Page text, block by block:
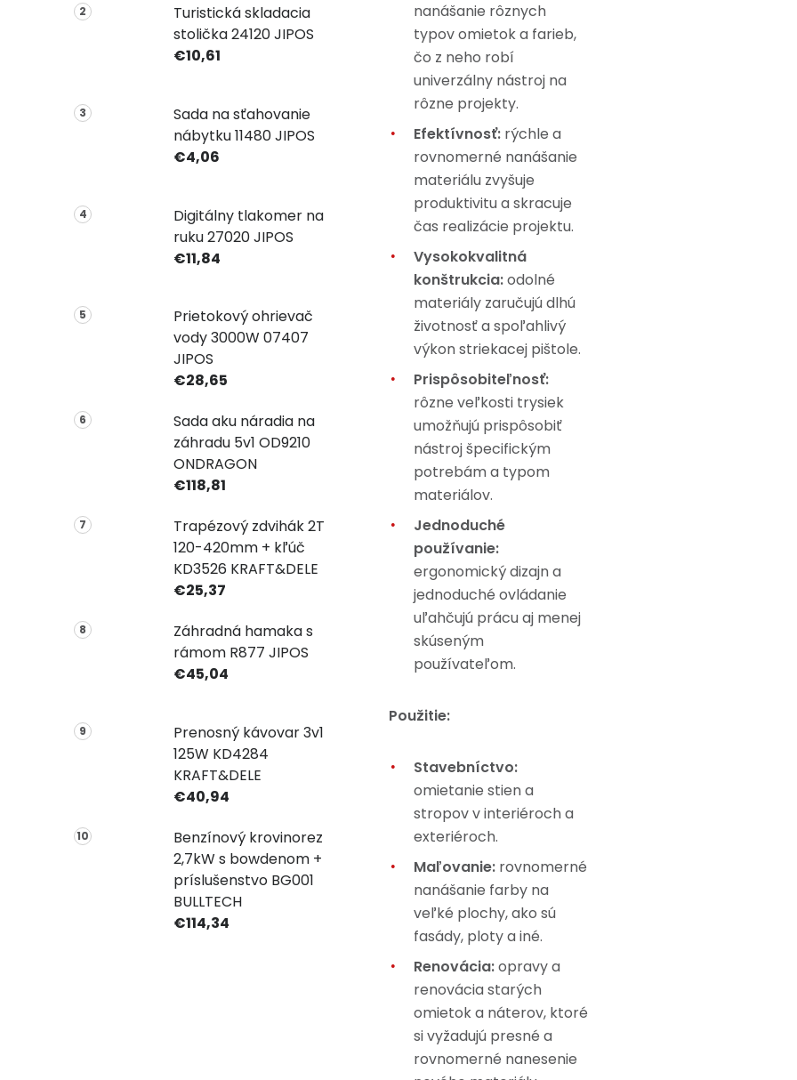
Turistická skladacia
stolička 24120 JIPOS
€10,61
Sada na sťahovanie
nábytku 11480 JIPOS
€4,06
Digitálny tlakomer na
ruku 27020 JIPOS
€11,84
Prietokový ohrievač
vody 3000W 07407
JIPOS
€28,65
Sada aku náradia na
záhradu 5v1 OD9210
ONDRAGON
€118,81
Trapézový zdvihák 2T
120-420mm + kľúč
KD3526 KRAFT&DELE
€25,37
Záhradná hamaka s
rámom R877 JIPOS
€45,04
Prenosný kávovar 3v1
125W KD4284
KRAFT&DELE
€40,94
Benzínový krovinorez
2,7kW s bowdenom +
príslušenstvo BG001
BULLTECH
€114,34
nanášanie rôznych
typov omietok a farieb,
čo z neho robí
univerzálny nástroj na
rôzne projekty.
Efektívnosť: rýchle a
rovnomerné nanášanie
materiálu zvyšuje
produktivitu a skracuje
čas realizácie projektu.
Vysokokvalitná
konštrukcia:odolné
materiály zaručujú dlhú
životnosť a spoľahlivý
výkon striekacej pištole.
Prispôsobiteľnosť:
rôzne veľkosti trysiek
umožňujú prispôsobiť
nástroj špecifickým
potrebám a typom
materiálov.
Jednoduché
používanie:
ergonomický dizajn a
jednoduché ovládanie
uľahčujú prácu aj menej
skúseným
používateľom.
Použitie:
Stavebníctvo:
omietanie stien a
stropov v interiéroch a
exteriéroch.
Maľovanie: rovnomerné
nanášanie farby na
veľké plochy, ako sú
fasády, ploty a iné.
Renovácia:opravy a
renovácia starých
omietok a náterov, ktoré
si vyžadujú presné a
rovnomerné nanesenie